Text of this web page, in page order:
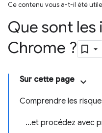
Ce contenu vous a-t-il été
Que sont les
Chrome ?
Sur cette page
Comprendre les
…et procédez avec